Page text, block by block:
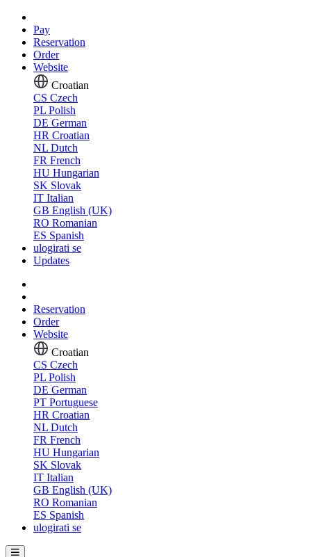
Pay
Reservation
Order
Website
Croatian
CS Czech
PL Polish
DE German
HR Croatian
NL Dutch
FR French
HU Hungarian
SK Slovak
IT Italian
GB English (UK)
RO Romanian
ES Spanish
ulogirati se
Updates
Reservation
Order
Website
Croatian
CS Czech
PL Polish
DE German
PT Portuguese
HR Croatian
NL Dutch
FR French
HU Hungarian
SK Slovak
IT Italian
GB English (UK)
RO Romanian
ES Spanish
ulogirati se